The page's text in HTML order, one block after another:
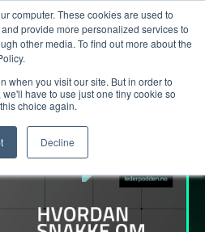
computer. These cookies are used to
provide more personalized services to
other media. To find out more about the
when you visit our site. But in order to
have to use just one tiny cookie so
choice again.
Decline
2022 140 Del